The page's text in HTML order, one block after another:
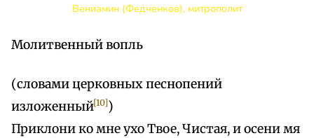
Вениамин (Федченков), митрополит
Молитвенный вопль
(словами церковных песнопений
изложенный[10])
Приклони ко мне ухо Твое, Чистая, и осени мя